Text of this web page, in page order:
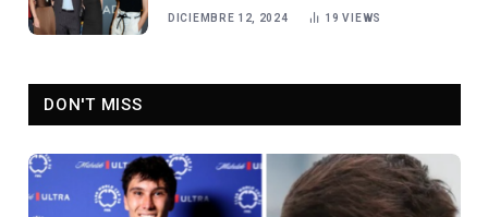
DICIEMBRE 12, 2024 19VIEWS
DON'T MISS